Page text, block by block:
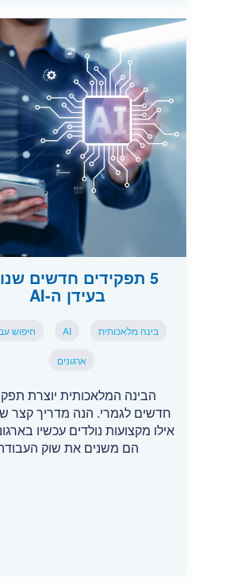
5 תפקידים חדשים
בעידן ה-AI
בינה מלאכותית AI חיפוש
ארגונים
הבינה המלאכותית יוצרת
חדשים לגמרי. הנה מדריך קצר
אילו מקצועות נולדים עכשיו
הם משנים את שוק